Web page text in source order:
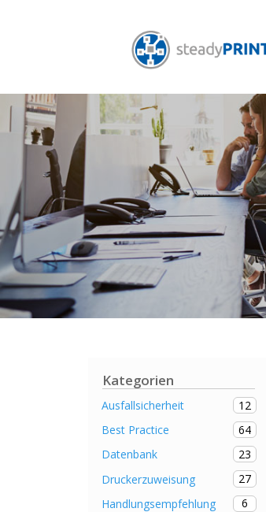
Kategorien
Ausfallsicherheit
12
Best Practice
64
Datenbank
23
Druckerzuweisung
27
Handlungsempfehlung
6